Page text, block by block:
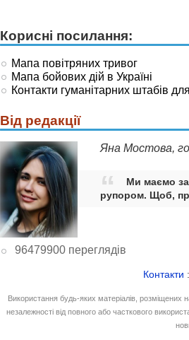
Корисні посилання:
Мапа повітряних тривог
Мапа бойових дій в Україні
Контакти гуманітарних штабів
Від редакції
Яна Мостова,
Ми маємо за
рупором. Щоб,
96479900 переглядів
Контакти :
Використання будь-яких матеріалів,
незалежності від повного або часткового